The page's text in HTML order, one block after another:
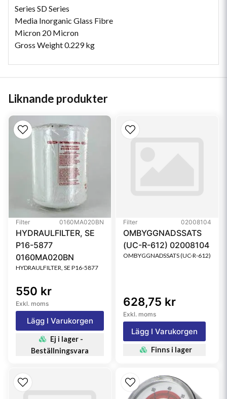
Series SD Series
Media Inorganic Glass Fibre
Micron 20 Micron
Gross Weight 0.229 kg
Liknande produkter
Filter 0160MA020BN
HYDRAULFILTER, SE
P16-5877
0160MA020BN
HYDRAULFILTER, SE P16-5877
550 kr
Exkl. moms
Lägg I Varukorgen
Ej i lager -
Beställningsvara
Filter 02008104
OMBYGGNADSSATS
(UC-R-612) 02008104
OMBYGGNADSSATS (UC-R-612)
628,75 kr
Exkl. moms
Lägg I Varukorgen
Finns i lager